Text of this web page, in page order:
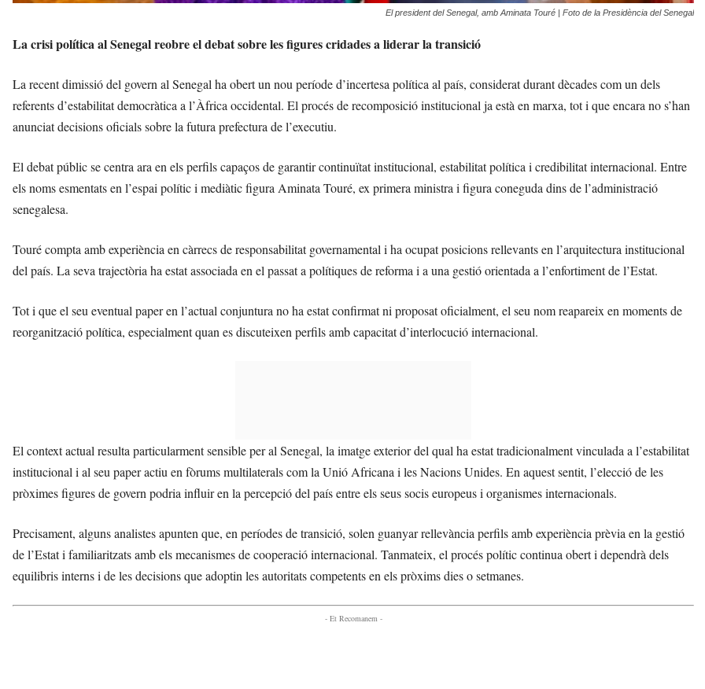
El president del Senegal, amb Aminata Touré | Foto de la Presidència del Senegal
La crisi política al Senegal reobre el debat sobre les figures cridades a liderar la transició
La recent dimissió del govern al Senegal ha obert un nou període d’incertesa política al país, considerat durant dècades com un dels
referents d’estabilitat democràtica a l’Àfrica occidental. El procés de recomposició institucional ja està en marxa, tot i que encara no s’han
anunciat decisions oficials sobre la futura prefectura de l’executiu.
El debat públic se centra ara en els perfils capaços de garantir continuïtat institucional, estabilitat política i credibilitat internacional. Entre
els noms esmentats en l’espai polític i mediàtic figura Aminata Touré, ex primera ministra i figura coneguda dins de l’administració
senegalesa.
Touré compta amb experiència en càrrecs de responsabilitat governamental i ha ocupat posicions rellevants en l’arquitectura institucional
del país. La seva trajectòria ha estat associada en el passat a polítiques de reforma i a una gestió orientada a l’enfortiment de l’Estat.
Tot i que el seu eventual paper en l’actual conjuntura no ha estat confirmat ni proposat oficialment, el seu nom reapareix en moments de
reorganització política, especialment quan es discuteixen perfils amb capacitat d’interlocució internacional.
El context actual resulta particularment sensible per al Senegal, la imatge exterior del qual ha estat tradicionalment vinculada a l’estabilitat
institucional i al seu paper actiu en fòrums multilaterals com la Unió Africana i les Nacions Unides. En aquest sentit, l’elecció de les
pròximes figures de govern podria influir en la percepció del país entre els seus socis europeus i organismes internacionals.
Precisament, alguns analistes apunten que, en períodes de transició, solen guanyar rellevància perfils amb experiència prèvia en la gestió
de l’Estat i familiaritzats amb els mecanismes de cooperació internacional. Tanmateix, el procés polític continua obert i dependrà dels
equilibris interns i de les decisions que adoptin les autoritats competents en els pròxims dies o setmanes.
- Et Recomanem -